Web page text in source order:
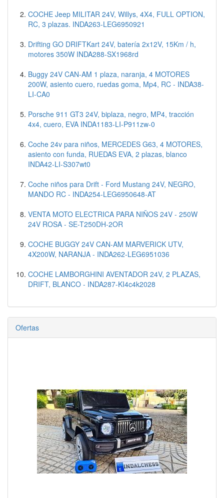
COCHE Jeep MILITAR 24V, Willys, 4X4, FULL OPTION,
RC, 3 plazas. INDA263-LEG6950921
Drifting GO DRIFTKart 24V, batería 2x12V, 15Km / h,
motores 350W INDA288-SX1968rd
Buggy 24V CAN-AM 1 plaza, naranja, 4 MOTORES
200W, asiento cuero, ruedas goma, Mp4, RC - INDA38-
LI-CA0
Porsche 911 GT3 24V, biplaza, negro, MP4, tracción
4x4, cuero, EVA INDA1183-LI-P911zw-0
Coche 24v para niños, MERCEDES G63, 4 MOTORES,
asiento con funda, RUEDAS EVA, 2 plazas, blanco
INDA42-LI-S307wt0
Coche niños para Drift - Ford Mustang 24V, NEGRO,
MANDO RC - INDA254-LEG6950648-AT
VENTA MOTO ELECTRICA PARA NIÑOS 24V - 250W
24V ROSA - SE-T250DH-2OR
COCHE BUGGY 24V CAN-AM MARVERICK UTV,
4X200W, NARANJA - INDA262-LEG6951036
COCHE LAMBORGHINI AVENTADOR 24V, 2 PLAZAS,
DRIFT, BLANCO - INDA287-KI4c4k2028
Ofertas